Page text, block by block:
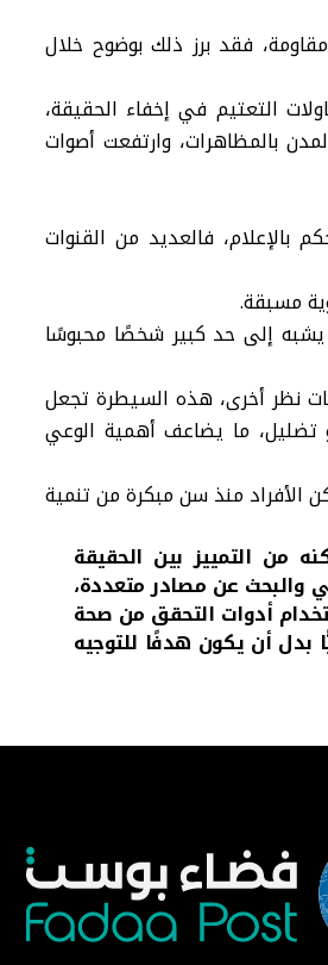
فقد برز ذلك بوضوح خلال
التعتيم في إخفاء الحقيقة،
بالمظاهرات، وارتفعت أصوات
فالعديد من القنوات
مسبقة.
إلى حد كبير شخصًا محبوسًا
نظر أخرى، هذه السيطرة تجعل
تضليل، ما يضاعف أهمية الوعي
الأفراد منذ سن مبكرة من تنمية
من التمييز بين الحقيقة
والبحث عن مصادر متعددة،
أدوات التحقق من صحة
بدل أن يكون هدفًا للتوجيه